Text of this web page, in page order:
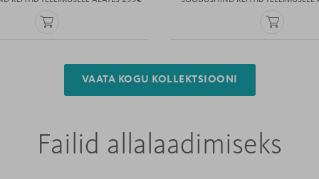
VAATA KOGU KOLLEKTSIOONI
Failid allalaadimiseks